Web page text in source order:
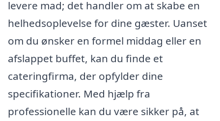
levere mad; det handler om at skabe en
helhedsoplevelse for dine gæster. Uanset
om du ønsker en formel middag eller en
afslappet buffet, kan du finde et
cateringfirma, der opfylder dine
specifikationer. Med hjælp fra
professionelle kan du være sikker på, at